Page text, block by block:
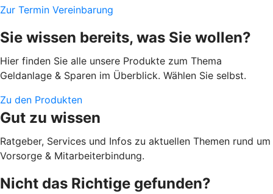
Zur Termin Vereinbarung
Sie wissen bereits, was Sie wollen?
Hier finden Sie alle unsere Produkte zum Thema
Geldanlage & Sparen im Überblick. Wählen Sie selbst.
Zu den Produkten
Gut zu wissen
Ratgeber, Services und Infos zu aktuellen Themen rund um
Vorsorge & Mitarbeiterbindung.
Nicht das Richtige gefunden?